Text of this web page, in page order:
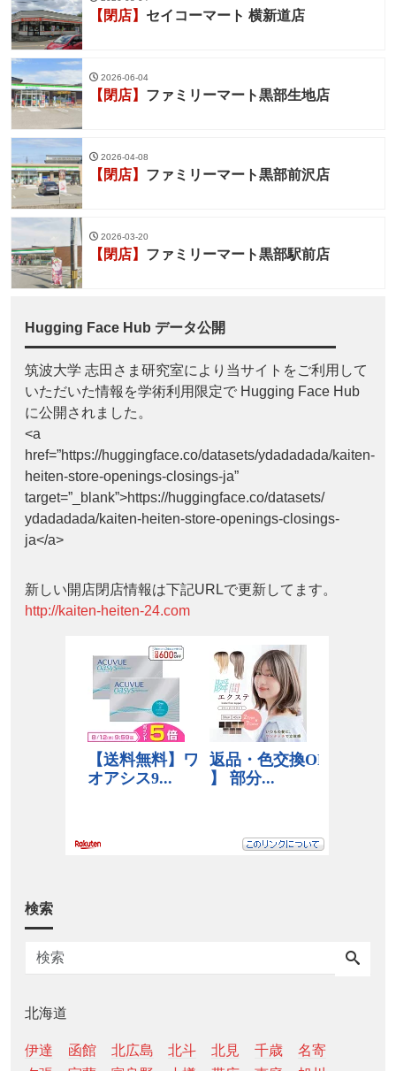
【閉店】 セイコーマート 横新道店
2026-06-04
【閉店】 ファミリーマート黒部生地店
2026-04-08
【閉店】 ファミリーマート黒部前沢店
2026-03-20
【閉店】 ファミリーマート黒部駅前店
Hugging Face Hub データ公開
筑波大学 志田さま研究室により当サイトをご利用して
いただいた情報を学術利用限定で Hugging Face Hub
に公開されました。
<a
href=”https://huggingface.co/datasets/ydadadada/kaiten-
heiten-store-openings-closings-ja”
target=”_blank”>https://huggingface.co/datasets/
ydadadada/kaiten-heiten-store-openings-closings-
ja</a>
新しい開店閉店情報は下記URLで更新してます。
http://kaiten-heiten-24.com
検索
北海道
伊達 函館 北広島 北斗 北見 千歳
名寄